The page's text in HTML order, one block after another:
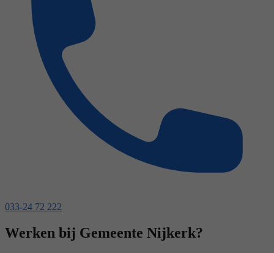
033-24 72 222
Werken bij Gemeente Nijkerk?